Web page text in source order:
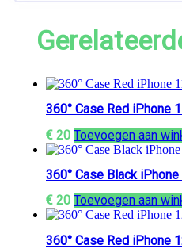
360° Case Red iPhone
€ 20 Toevoegen aan
360° Case Black
€ 20 Toevoegen aan
360° Case Red iPhone